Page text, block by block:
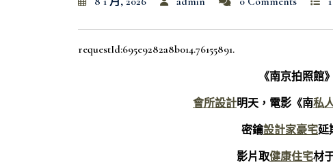
requestId:695e9282a8b014.76155891.
《南京拍照館
會所設計明天，電影《南私
密鑰設計家豪宅延
影片取健康住宅材